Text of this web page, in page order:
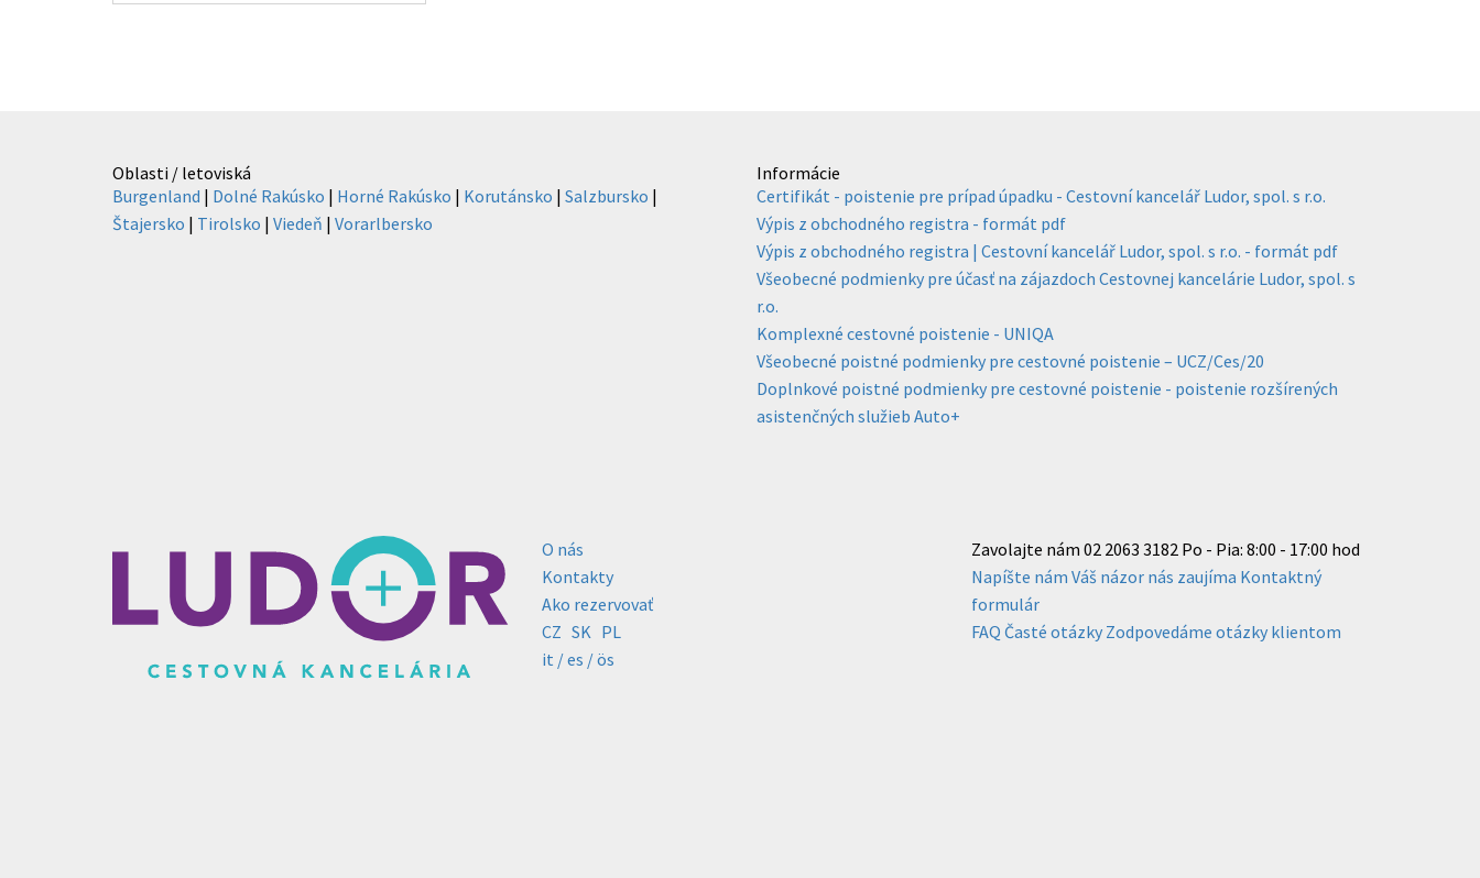
Oblasti / letoviská
Burgenland | Dolné Rakúsko | Horné Rakúsko | Korutánsko | Salzbursko |
Štajersko | Tirolsko | Viedeň | Vorarlbersko
Informácie
Certifikát - poistenie pre prípad úpadku - Cestovní kancelář Ludor, spol. s r.o.
Výpis z obchodného registra - formát pdf
Výpis z obchodného registra | Cestovní kancelář Ludor, spol. s r.o. - formát pdf
Všeobecné podmienky pre účasť na zájazdoch Cestovnej kancelárie Ludor, spol. s
r.o.
Komplexné cestovné poistenie - UNIQA
Všeobecné poistné podmienky pre cestovné poistenie – UCZ/Ces/20
Doplnkové poistné podmienky pre cestovné poistenie - poistenie rozšírených
asistenčných služieb Auto+
O nás
Kontakty
Ako rezervovať
CZ SK PL
it /es / ös
Zavolajte nám 02 2063 3182 Po - Pia: 8:00 - 17:00 hod
Napíšte nám Váš názor nás zaujíma Kontaktný
formulár
FAQ Časté otázky Zodpovedáme otázky klientom